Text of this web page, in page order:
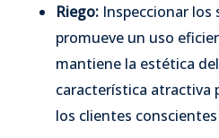
Riego: Inspeccionar los
promueve un uso
mantiene la estética
característica atractiva
los clientes